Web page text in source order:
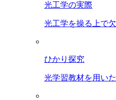
光工学の実際
光工学を操る上で
ひかり探究
光学習教材を用い